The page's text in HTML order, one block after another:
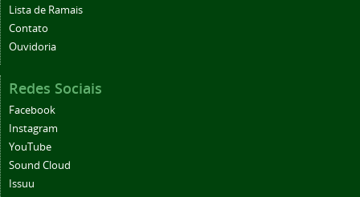
Lista de Ramais
Contato
Ouvidoria
Redes Sociais
Facebook
Instagram
YouTube
Sound Cloud
Issuu